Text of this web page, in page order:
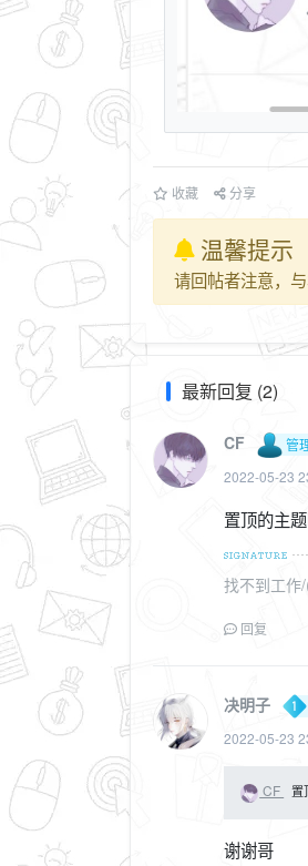
收藏 分享
温馨提示
请回帖者注意，
最新回复 (2)
CF
管
2022-05-23
置顶的主
找不到工作
回复
决明子
2022-05-23
CF 置
谢谢哥